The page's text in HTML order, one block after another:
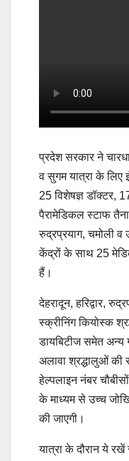
प्रदेश सरकार ने
व सुगम यात्रा के लिए
25 विशेषज्ञ डॉक्टर,
पैरामेडिकल स्टाफ
रुद्रप्रयाग, चमोली व
केंद्रों के साथ 25
हैं।
देहरादून, हरिद्वार,
स्क्रीनिंग कियोस्क
डायबिटीज समेत अन्य
अलावा श्रद्धालुओं
हेल्पलाइन नंबर
के माध्यम से उच्च
की जाएगी।
यात्रा के दौरान ये रखें